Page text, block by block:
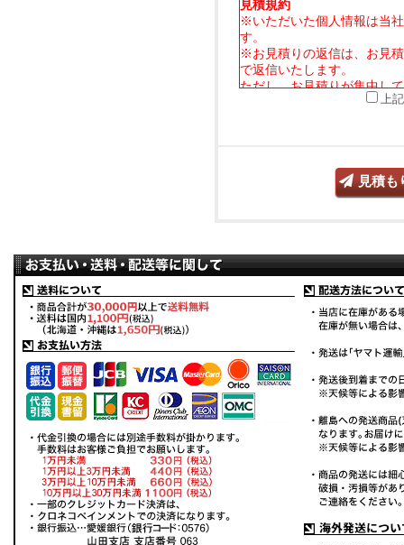
見積規約
※いただいた個人情報は当
す。
※お見積りの返信は、お見
で返信いたします。
ただし、お見積りが集中し
ただく場合がございます。
す。また、上記目的に準じ
頼も固くお断りしておりま
※当社商品の転売、オーク
いたします。予めご理解頂
記ふまえまして、個人的ご
だいたと当社が判断した場
上
見積も